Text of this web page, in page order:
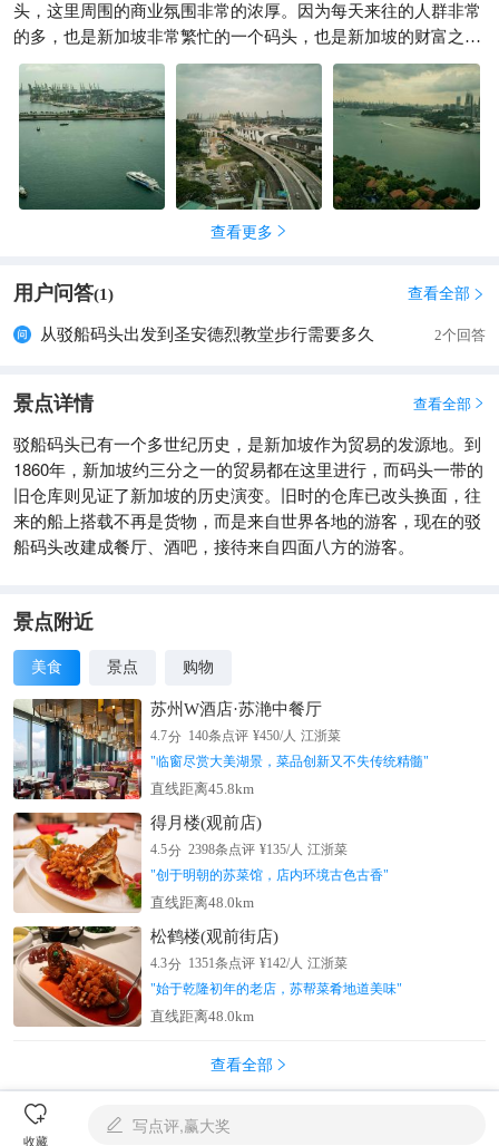
头，这里周围的商业氛围非常的浓厚。因为每天来往的人群非常
的多，也是新加坡非常繁忙的一个码头，也是新加坡的财富之
源，值得来参观一下。
查看更多 
用户问答(1) 查看全部 
从驳船码头出发到圣安德烈教堂步行需要多久 2个回答
景点详情 查看全部 
驳船码头已有一个多世纪历史，是新加坡作为贸易的发源地。到
1860年，新加坡约三分之一的贸易都在这里进行，而码头一带的
旧仓库则见证了新加坡的历史演变。旧时的仓库已改头换面，往
来的船上搭载不再是货物，而是来自世界各地的游客，现在的驳
船码头改建成餐厅、酒吧，接待来自四面八方的游客。
景点附近
美食 景点 购物
苏州W酒店·苏滟中餐厅
4.7分 140条点评 ¥450/人 江浙菜
"临窗尽赏大美湖景，菜品创新又不失传统精髓"
直线距离45.8km
得月楼(观前店)
4.5分 2398条点评 ¥135/人 江浙菜
"创于明朝的苏菜馆，店内环境古色古香"
直线距离48.0km
松鹤楼(观前街店)
4.3分 1351条点评 ¥142/人 江浙菜
"始于乾隆初年的老店，苏帮菜肴地道美味"
直线距离48.0km
查看全部 
新加坡

收藏
 写点评,赢大奖